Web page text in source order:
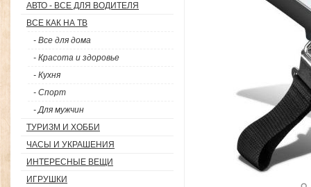
АВТО - ВСЕ ДЛЯ ВОДИТЕЛЯ
ВСЕ КАК НА ТВ
- Все для дома
- Красота и здоровье
- Кухня
- Спорт
- Для мужчин
ТУРИЗМ И ХОББИ
ЧАСЫ И УКРАШЕНИЯ
ИНТЕРЕСНЫЕ ВЕЩИ
ИГРУШКИ